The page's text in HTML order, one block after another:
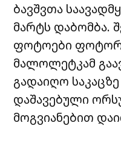
ბავშვთა
მარტს დაბომბა.
ფოტოები
მალოლეტკამ
გადაიღო
დაშავებული
მოგვიანებით